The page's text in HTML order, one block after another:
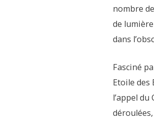
nombre
de
dans
Fasciné
Etoile
l’appel